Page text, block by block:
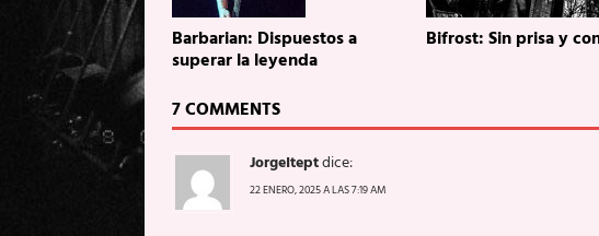
Barbarian: Dispuestos a
superar la leyenda
Bifrost: Sin prisa y
7 COMMENTS
JorgeIteptdice:
22 ENERO, 2025 A LAS 7:19 AM